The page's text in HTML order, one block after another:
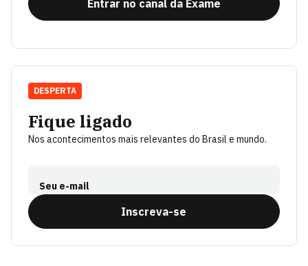
Entrar no canal da Exame
Fique ligado
Nos acontecimentos mais relevantes do Brasil e mundo.
Seu e-mail
Inscreva-se
DESPERTA